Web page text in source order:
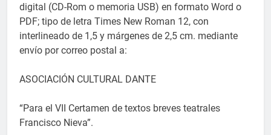
digital (CD-Rom o memoria USB) en formato Word o
PDF; tipo de letra Times New Roman 12, con
interlineado de 1,5 y márgenes de 2,5 cm. mediante
envío por correo postal a:
ASOCIACIÓN CULTURAL DANTE
“Para el VII Certamen de textos breves teatrales
Francisco Nieva”.